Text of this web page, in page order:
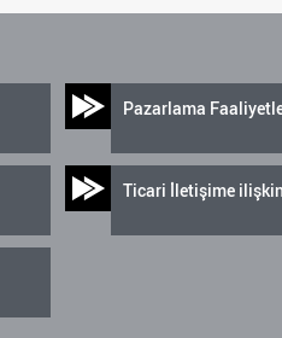
Pazarlama
Ticari İletişime